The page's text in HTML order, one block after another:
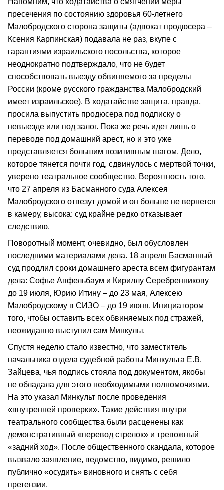
пресечения по состоянию здоровья 60-летнего
Малобродского сторона защиты (адвокат продюсера –
Ксения Карпинская) подавала не раз, вкупе с
гарантиями израильского посольства, которое
неоднократно подтверждало, что не будет
способствовать выезду обвиняемого за пределы
России (кроме русского гражданства Малобродский
имеет израильское). В ходатайстве защита, правда,
просила выпустить продюсера под подписку о
невыезде или под залог. Пока же речь идет лишь о
переводе под домашний арест, но и это уже
представляется большим позитивным шагом. Дело,
которое тянется почти год, сдвинулось с мертвой точки,
уверено театральное сообщество. Вероятность того,
что 27 апреля из Басманного суда Алексея
Малобродского отвезут домой и он больше не вернется
в камеру, высока: суд крайне редко отказывает
следствию.
Поворотный момент, очевидно, был обусловлен
последними материалами дела. 18 апреля Басманный
суд продлил сроки домашнего ареста всем фигурантам
дела: Софье Апфельбаум и Кириллу Серебренникову
до 19 июля, Юрию Итину – до 23 мая, Алексею
Малобродскому в СИЗО – до 19 июня. Инициатором
того, чтобы оставить всех обвиняемых под стражей,
неожиданно выступил сам Минкульт.
Спустя неделю стало известно, что заместитель
начальника отдела судебной работы Минкульта Е.В.
Зайцева, чья подпись стояла под документом, якобы
не обладала для этого необходимыми полномочиями.
На это указал Минкульт после проведения
«внутренней проверки». Такие действия внутри
театрального сообщества были расценены как
демонстративный «перевод стрелок» и тревожный
«задний ход». После общественного скандала, которое
вызвало заявление, ведомство, видимо, решило
публично «осудить» виновного и снять с себя
претензии.